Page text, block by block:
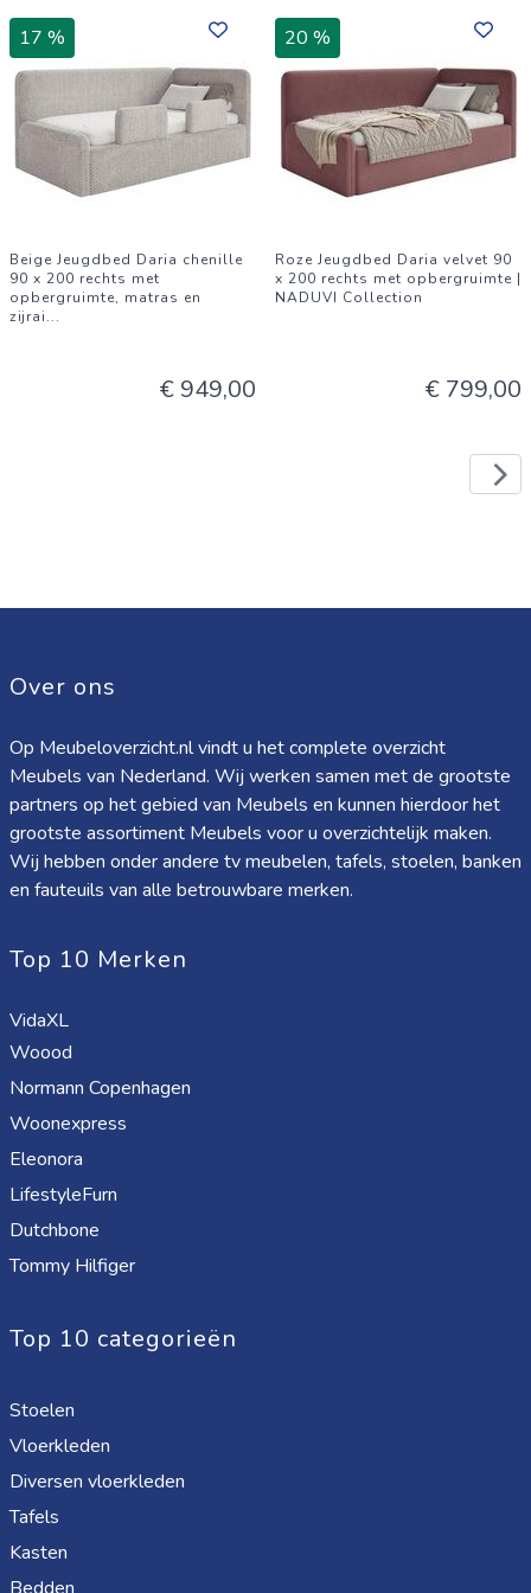
17 %
Beige Jeugdbed Daria chenille
90 x 200 rechts met
opbergruimte, matras en
zijrai...
€ 949,00
20 %
Roze Jeugdbed Daria velvet 90
x 200 rechts met opbergruimte |
NADUVI Collection
€ 799,00
Over ons
Op Meubeloverzicht.nl vindt u het complete overzicht
Meubels van Nederland. Wij werken samen met de grootste
partners op het gebied van Meubels en kunnen hierdoor het
grootste assortiment Meubels voor u overzichtelijk maken.
Wij hebben onder andere tv meubelen, tafels, stoelen, banken
en fauteuils van alle betrouwbare merken.
Top 10 Merken
VidaXL
Woood
Normann Copenhagen
Woonexpress
Eleonora
LifestyleFurn
Dutchbone
Tommy Hilfiger
Top 10 categorieën
Stoelen
Vloerkleden
Diversen vloerkleden
Tafels
Kasten